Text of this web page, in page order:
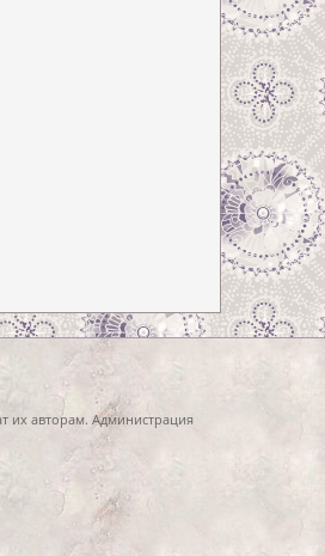
их авторам. Администрация